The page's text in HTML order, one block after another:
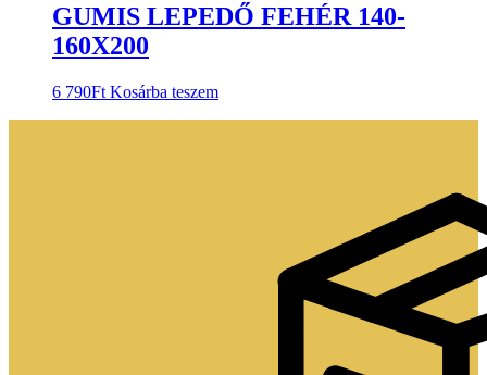
GUMIS LEPEDŐ FEHÉR 140-
160X200
6 790Ft Kosárba teszem